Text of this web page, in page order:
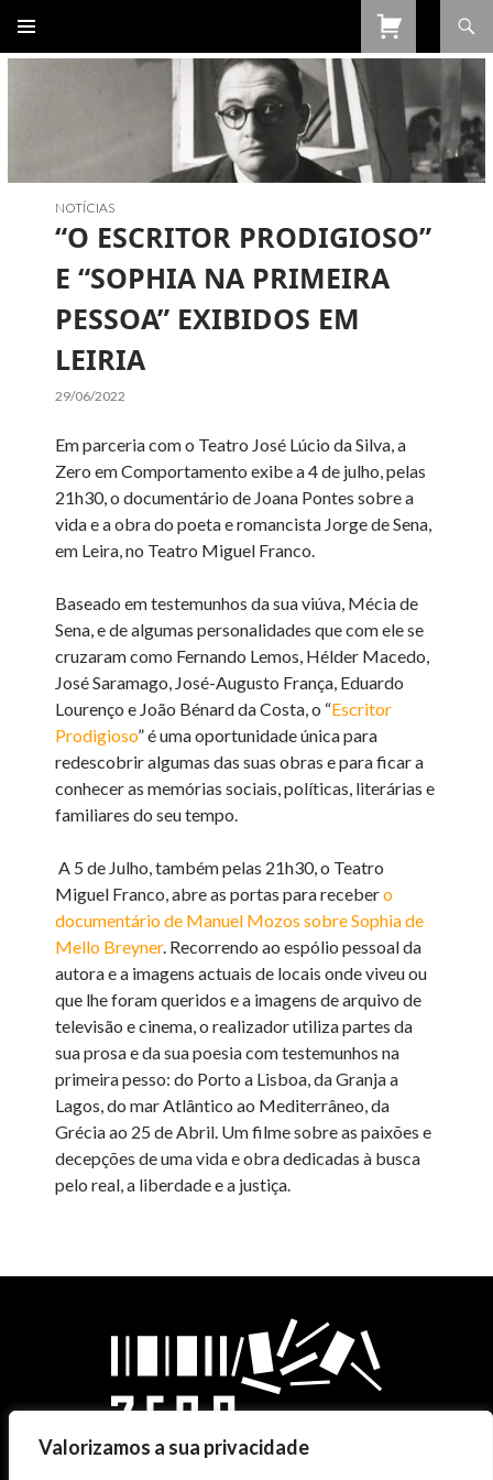
Valorizamos a sua privacidade
PARA
NOTÍCIAS
“O ESCRITOR PRODIGIOSO”
E “SOPHIA NA PRIMEIRA
PESSOA” EXIBIDOS EM
LEIRIA
29/06/2022
Em parceria com o Teatro José Lúcio da Silva, a
Zero em Comportamento exibe a 4 de julho, pelas
21h30, o documentário de Joana Pontes sobre a
vida e a obra do poeta e romancista Jorge de Sena,
em Leira, no Teatro Miguel Franco.
Baseado em testemunhos da sua viúva, Mécia de
Sena, e de algumas personalidades que com ele se
cruzaram como Fernando Lemos, Hélder Macedo,
José Saramago, José-Augusto França, Eduardo
Lourenço e João Bénard da Costa, o “Escritor
Prodigioso” é uma oportunidade única para
redescobrir algumas das suas obras e para ficar a
conhecer as memórias sociais, políticas, literárias e
familiares do seu tempo.
A 5 de Julho, também pelas 21h30, o Teatro
Miguel Franco, abre as portas para recebero
documentário de Manuel Mozos sobre Sophia de
Mello Breyner. Recorrendo ao espólio pessoal da
autora e a imagens actuais de locais onde viveu ou
que lhe foram queridos e a imagens de arquivo de
televisão e cinema, o realizador utiliza partes da
sua prosa e da sua poesia com testemunhos na
primeira pesso: do Porto a Lisboa, da Granja a
Lagos, do mar Atlântico ao Mediterrâneo, da
Grécia ao 25 de Abril. Um filme sobre as paixões e
decepções de uma vida e obra dedicadas à busca
pelo real, a liberdade e a justiça.